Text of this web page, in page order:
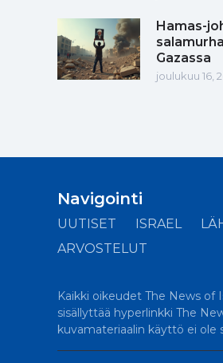
Hamas-
Gazassa
joulukuu 16,
Navigointi
UUTISET ISRAEL
ARVOSTELUT
Kaikki oikeudet The News of
sisällyttää hyperlinkki The
kuvamateriaalin käyttö ei ole